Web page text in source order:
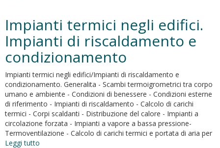
technology
Pan-
European
power
system
planning
Impianti termici negli edifici.
Impianti di riscaldamento e
condizionamento
Impianti termici negli edifici/Impianti di riscaldamento e
condizionamento. Generalita - Scambi termoigrometrici tra corpo
umano e ambiente - Condizioni di benessere - Condizioni esterne
di riferimento - Impianti di riscaldamento - Calcolo di carichi
termici - Corpi scaldanti - Distribuzione del calore - Impianti a
circolazione forzata - Impianti a vapore a bassa pressione-
Termoventilazione - Calcolo di carichi termici e portata di aria per
Leggi tutto